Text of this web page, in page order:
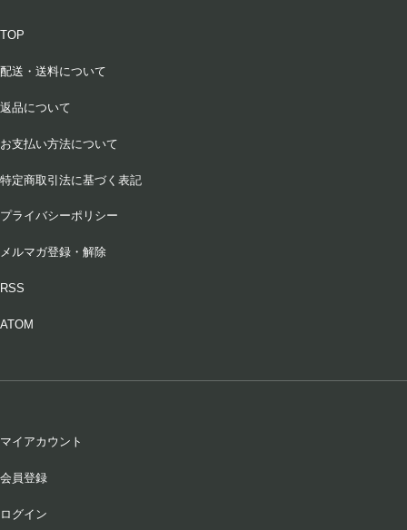
TOP
配送・送料について
返品について
お支払い方法について
特定商取引法に基づく表記
プライバシーポリシー
メルマガ登録・解除
RSS
ATOM
マイアカウント
会員登録
ログイン